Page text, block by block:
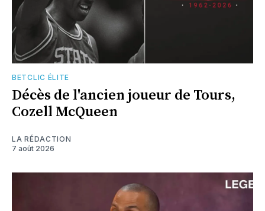
BETCLIC ÉLITE
Décès de l'ancien joueur de Tours,
Cozell McQueen
LA RÉDACTION
7 août 2026